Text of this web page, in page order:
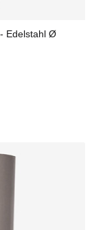
Edelstahl Ø